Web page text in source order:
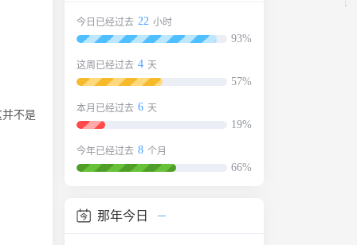
不是
今日已经过去 22 小时
93%
这周已经过去 4 天
57%
本月已经过去 6 天
19%
今年已经过去 8 个月
66%
那年今日